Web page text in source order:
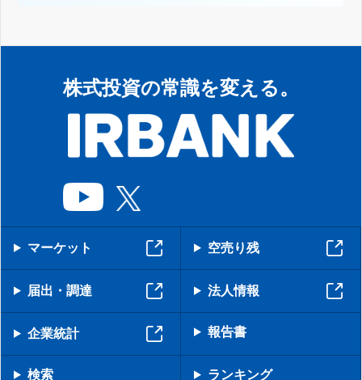
株式投資の常識を変える。
マーケット 空売り残
届出・調達 法人情報
企業統計 報告書
検索 ランキング